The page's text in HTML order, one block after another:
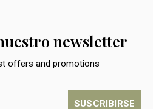
newsletter
offers and promotions
SUSCRIBIRSE